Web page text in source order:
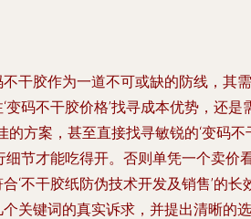
干胶作为一道不可或缺的防线，其需
变码不干胶价格’找寻成本优势，还是
的方案，甚至直接找寻敏锐的‘变码不
细节才能吃得开。否则单凭一个卖价
‘不干胶纸防伪技术开发及销售’的长
关键词的真实诉求，并提出清晰的选